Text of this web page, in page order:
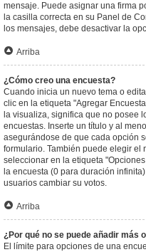
mensaje. Puede asignar una firma
la casilla correcta en su Panel de
los mensajes, debe desactivar la
Arriba
¿Cómo creo una encuesta?
Cuando inicia un nuevo tema o
clic en la etiqueta "Agregar
la visualiza, significa que no posee
encuestas. Inserte un título y al
asegurándose de que cada opción
formulario. También puede elegir el
seleccionar en la etiqueta
la encuesta (0 para duración
usuarios cambiar su votos.
Arriba
¿Por qué no se puede añadir más
El límite para opciones de una